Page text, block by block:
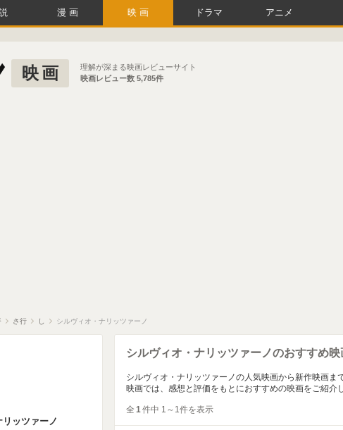
漫画 映画 ドラマ アニメ
映画
理解が深まる映画レビューサイト
映画レビュー数 5,785件
さ行 し シルヴィオ・ナリッツァーノ
シルヴィオ・ナリッツァーノのおすすめ映
シルヴィオ・ナリッツァーノの人気映画から新作映画
映画では、感想と評価をもとにおすすめの映画をご紹介
全 1件中 1～1件を表示
ッツァーノ